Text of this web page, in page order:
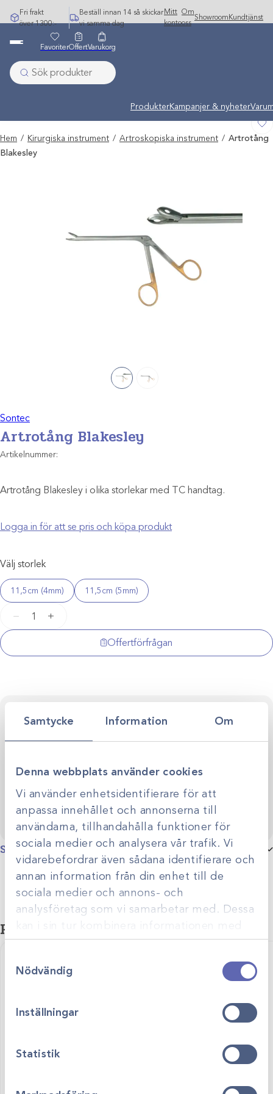
Samtycke Information Om
Denna webbplats använder cookies
Vi använder enhetsidentifierare för att
anpassa innehållet och annonserna till
användarna, tillhandahålla funktioner för
sociala medier och analysera vår trafik. Vi
vidarebefordrar även sådana identifierare och
annan information från din enhet till de
sociala medier och annons- och
analysföretag som vi samarbetar med. Dessa
kan i sin tur kombinera informationen med
annan information som du har tillhandahållit
eller som de har samlat in när du har använt
deras tjänster.
Nödvändig
Inställningar
Statistik
Hoppa
till
Fri frakt
över 1300:-
Beställ innan 14 så skickar
vi samma dag
Mitt
konto
Om
oss
Showroom Kundtjänst
Undermeny stängd: Varumärken
ProdukterKampanjer & nyheter
FavoriterOffertVarukorg
Hem / Kirurgiska instrument / Artroskopiska instrument / Artrotång
Blakesley
Sontec
Artrotång Blakesley
Artikelnummer:
Artrotång Blakesley i olika storlekar med TC handtag.
Logga in för att se pris och köpa produkt
Välj storlek
11,5cm (4mm) 11,5cm (5mm)
Artrotång
mängd
+
Offertförfrågan
Specifikationer
Storlek 11,5cm (4mm), 11,5cm (5mm)
Artroskopiska tänger
Kontakta oss för personlig rådgivning
Vi stöttar dig i allt från produktval till klinikens långsiktiga
utveckling. Genom personlig rådgivning hjälper vi dig
verksamhet.
Relaterade produkter